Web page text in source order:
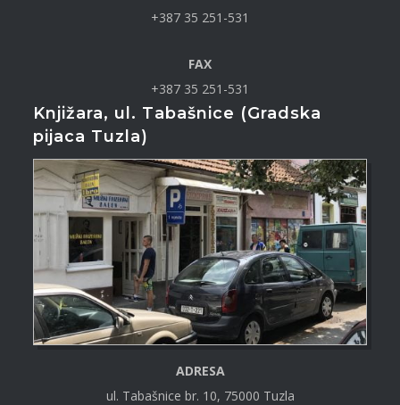
+387 35 251-531
FAX
+387 35 251-531
Knjižara, ul. Tabašnice (Gradska
pijaca Tuzla)
ADRESA
ul. Tabašnice br. 10, 75000 Tuzla